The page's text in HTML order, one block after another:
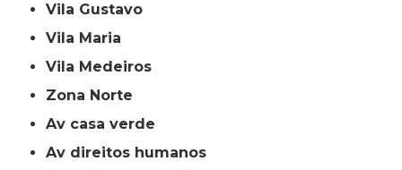
Vila Gustavo
Vila Maria
Vila Medeiros
Zona Norte
av casa verde
av direitos humanos